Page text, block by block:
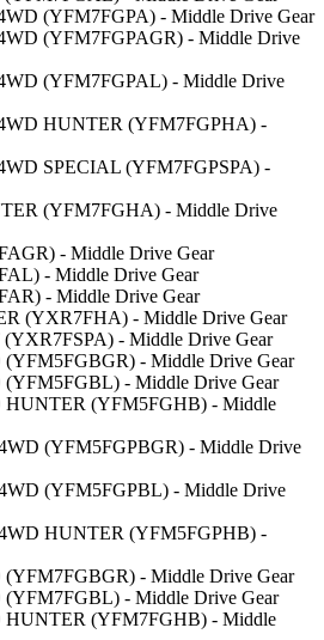
(YFM7FGPA) - Middle Drive Gear
(YFM7FGPAGR) - Middle Drive
(YFM7FGPAL) - Middle Drive
HUNTER (YFM7FGPHA) -
SPECIAL (YFM7FGPSPA) -
(YFM7FGHA) - Middle Drive
- Middle Drive Gear
- Middle Drive Gear
- Middle Drive Gear
(YXR7FHA) - Middle Drive Gear
- Middle Drive Gear
- Middle Drive Gear
- Middle Drive Gear
HUNTER (YFM5FGHB) - Middle
(YFM5FGPBGR) - Middle Drive
(YFM5FGPBL) - Middle Drive
HUNTER (YFM5FGPHB) -
- Middle Drive Gear
- Middle Drive Gear
HUNTER (YFM7FGHB) - Middle